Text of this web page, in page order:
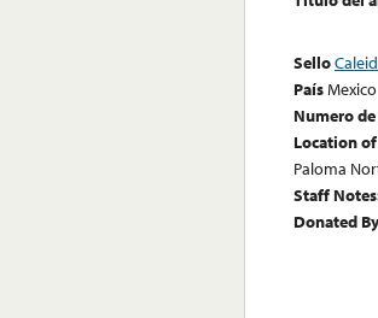
Sello
PaísMexico
Numero
Location
Paloma
Staff
Donated